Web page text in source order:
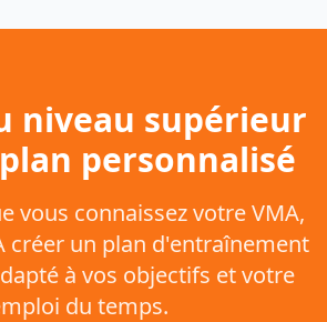
niveau supérieur
personnalisé
vous connaissez votre VMA,
créer un plan d'entraînement
à vos objectifs et votre
du temps.